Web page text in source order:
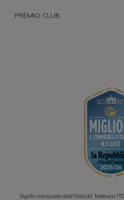
PREMIO CLUB
Sigillo rilasciato dall’Istituto Tedesco